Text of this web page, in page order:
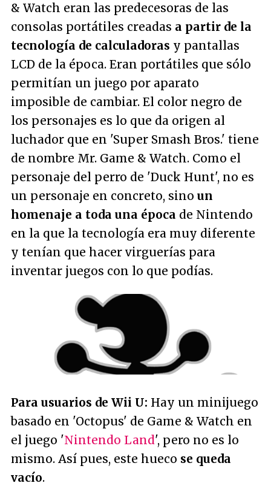
& Watch eran las predecesoras de las
consolas portátiles creadas a partir de la
tecnología de calculadoras y pantallas
LCD de la época. Eran portátiles que sólo
permitían un juego por aparato
imposible de cambiar. El color negro de
los personajes es lo que da origen al
luchador que en 'Super Smash Bros.' tiene
de nombre Mr. Game & Watch. Como el
personaje del perro de 'Duck Hunt', no es
un personaje en concreto, sino un
homenaje a toda una época de Nintendo
en la que la tecnología era muy diferente
y tenían que hacer virguerías para
inventar juegos con lo que podías.
Para usuarios de Wii U: Hay un minijuego
basado en 'Octopus' de Game & Watch en
el juego 'Nintendo Land', pero no es lo
mismo. Así pues, este hueco se queda
vacío.